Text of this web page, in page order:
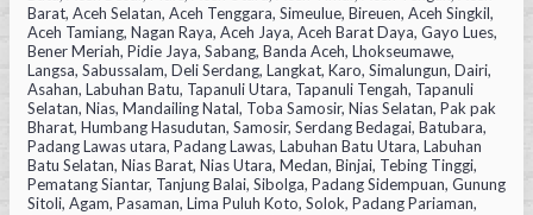
Barat, Aceh Selatan, Aceh Tenggara, Simeulue, Bireuen, Aceh Singkil,
Aceh Tamiang, Nagan Raya, Aceh Jaya, Aceh Barat Daya, Gayo Lues,
Bener Meriah, Pidie Jaya, Sabang, Banda Aceh, Lhokseumawe,
Langsa, Sabussalam, Deli Serdang, Langkat, Karo, Simalungun, Dairi,
Asahan, Labuhan Batu, Tapanuli Utara, Tapanuli Tengah, Tapanuli
Selatan, Nias, Mandailing Natal, Toba Samosir, Nias Selatan, Pak pak
Bharat, Humbang Hasudutan, Samosir, Serdang Bedagai, Batubara,
Padang Lawas utara, Padang Lawas, Labuhan Batu Utara, Labuhan
Batu Selatan, Nias Barat, Nias Utara, Medan, Binjai, Tebing Tinggi,
Pematang Siantar, Tanjung Balai, Sibolga, Padang Sidempuan, Gunung
Sitoli, Agam, Pasaman, Lima Puluh Koto, Solok, Padang Pariaman,